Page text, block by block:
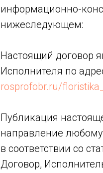
информационно-
нижеследующем:
Настоящий договор
Исполнителя по
rosprofobr.ru/
Публикация
направление
в соответствии со
Договор,